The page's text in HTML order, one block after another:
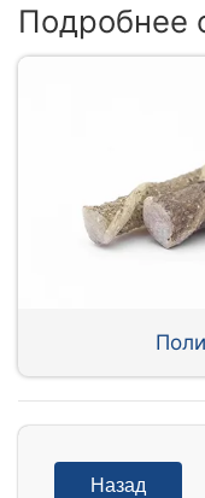
Подробнее
Назад